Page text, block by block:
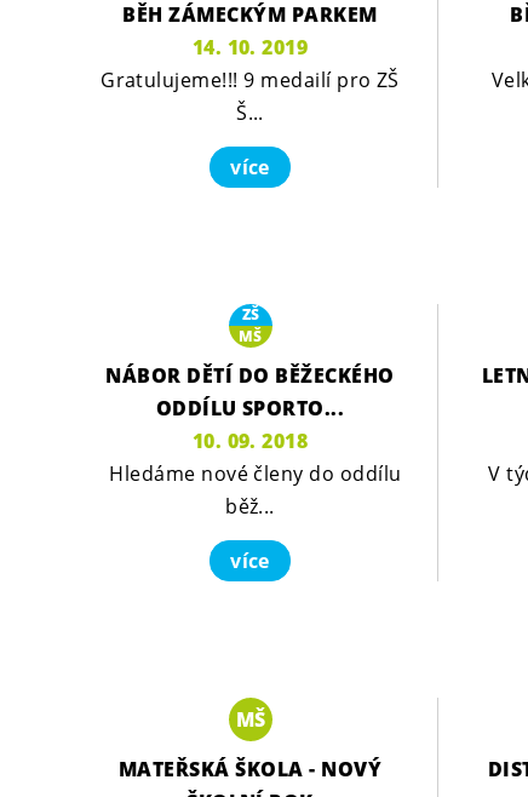
BĚH ZÁMECKÝM PARKEM
14. 10. 2019
Gratulujeme!!! 9 medailí pro ZŠ
Š...
více
ZŠ
MŠ
NÁBOR DĚTÍ DO BĚŽECKÉHO
ODDÍLU SPORTO...
10. 09. 2018
Hledáme nové členy do oddílu
běž...
více
V
MŠ
MATEŘSKÁ ŠKOLA - NOVÝ